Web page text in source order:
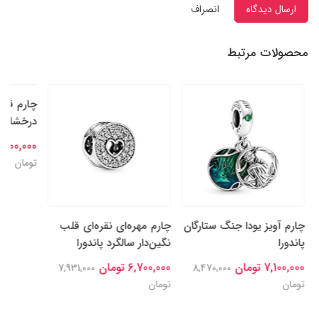
ارسال دیدگاه انصراف
محصولات مرتبط
چارم آویز یودا جنگ ستارگان
پاندورا
7,100,000 تومان
8,470,000
تومان
چارم مهره‌ای نقره‌ای قلب
نگین‌دار سالگرد پاندورا
6,700,000 تومان
7,931,000
تومان